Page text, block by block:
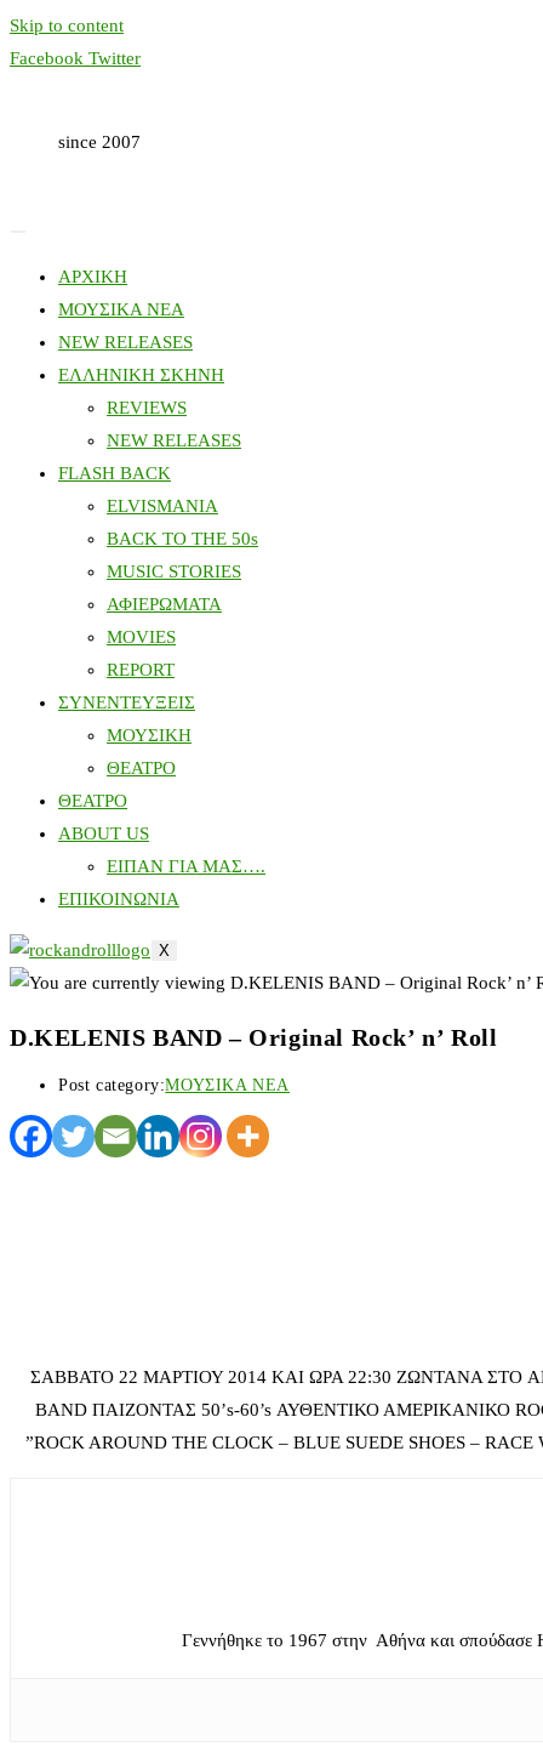
Skip to content
Facebook Twitter
since 2007
ΑΡΧΙΚΗ
ΜΟΥΣΙΚΑ ΝΕΑ
NEW RELEASES
ΕΛΛΗΝΙΚΗ ΣΚΗΝΗ
REVIEWS
NEW RELEASES
FLASH BACK
ELVISMANIA
BACK TO THE 50s
MUSIC STORIES
ΑΦΙΕΡΩΜΑΤΑ
MOVIES
REPORT
ΣΥΝΕΝΤΕΥΞΕΙΣ
ΜΟΥΣΙΚΗ
ΘΕΑΤΡΟ
ΘΕΑΤΡΟ
ABOUT US
ΕΙΠΑΝ ΓΙΑ ΜΑΣ….
ΕΠΙΚΟΙΝΩΝΙΑ
X
D.KELENIS BAND – Original Rock’ n’ Roll
Post category:ΜΟΥΣΙΚΑ ΝΕΑ
ΣΑΒΒΑΤΟ 22 ΜΑΡΤΙΟΥ 2014 ΚΑΙ ΩΡΑ 22:30 ΖΩΝΤΑΝΑ ΣΤΟ
BAND ΠΑΙΖΟΝΤΑΣ 50’s-60’s ΑΥΘΕΝΤΙΚΟ ΑΜΕΡΙΚΑΝΙΚΟ
”ROCK AROUND THE CLOCK – BLUE SUEDE SHOES –
Γεννήθηκε το 1967 στην Αθήνα και σπούδασε